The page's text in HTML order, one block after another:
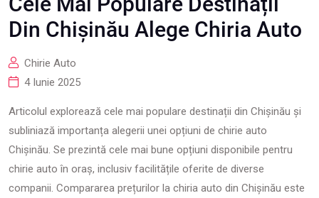
Din Chișinău Alege Chiria Auto
Chirie Auto
4 Iunie 2025
Articolul explorează cele mai populare destinații din Chișinău și
subliniază importanța alegerii unei opțiuni de chirie auto
Chișinău. Se prezintă cele mai bune opțiuni disponibile pentru
chirie auto în oraș, inclusiv facilitățile oferite de diverse
companii. Compararea prețurilor la chiria auto din Chișinău este